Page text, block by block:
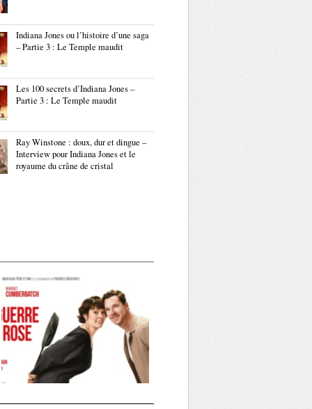
Indiana Jones ou l’histoire d’une saga
– Partie 3 : Le Temple maudit
Les 100 secrets d’Indiana Jones –
Partie 3 : Le Temple maudit
Ray Winstone : doux, dur et dingue –
Interview pour Indiana Jones et le
royaume du crâne de cristal